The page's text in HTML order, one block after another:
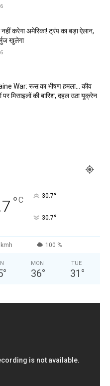
नहीं करेगा अमेरिका! ट्रंप का बड़ा ऐलान,
खुलेगा
War: रूस का भीषण हमला… कीव
मिसाइलों की बारिश, दहल उठा यूक्रेन
°C 30.7°
30.7°
100 %
°
MON
36°
TUE
31 °